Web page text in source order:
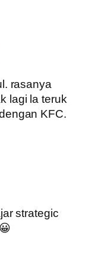
rasanya
lagi la teruk
KFC.
strategic